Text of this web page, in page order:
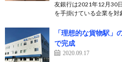
友銀行は2021年12月30
を手掛けている企業を
「理想的な貨物駅」
で完成
2020.09.17